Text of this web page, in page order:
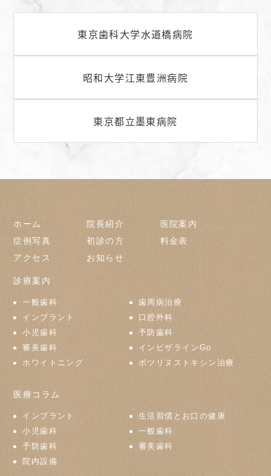
東京歯科大学水道橋病院
昭和大学江東豊洲病院
東京都立墨東病院
ホーム 院長紹介
医院案内
症例写真
初診の方
料金表
アクセス
お知らせ
診療案内
一般歯科
歯周病治療
インプラント
口腔外科
小児歯科
予防歯科
審美歯科
インビザラインGo
ホワイトニング
ボツリヌストキシン治療
医療コラム
インプラント
生活習慣とお口の健康
小児歯科
一般歯科
予防歯科
審美歯科
院内設備